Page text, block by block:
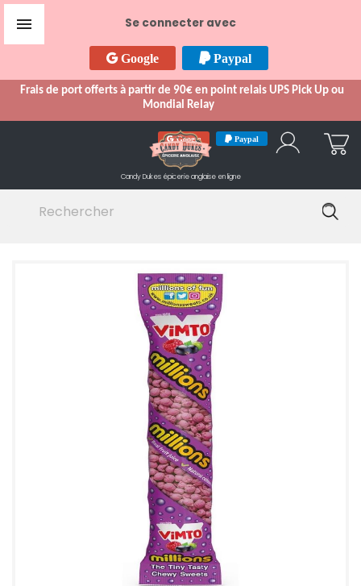
Se connecter avec
Google Paypal
Frais de port offerts à partir de 90€ en point relais UPS Pick Up ou
Mondial Relay

Google Paypal
Candy Dukes épicerie anglaise en ligne